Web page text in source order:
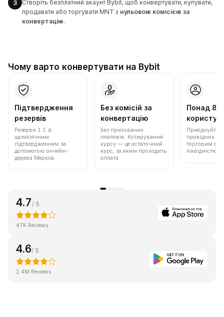
3
Створіть безплатний акаунт Bybit, щоб конвертувати, купувати,
продавати або торгувати MNT з нульовою комісією за
конвертацію.
Чому варто конвертувати на Bybit
Підтвердження
резервів
Резерви 1:1 зі
щомісячним
підтвердженням за
допомогою ончейн-
дерева Меркла.
Без комісій за
конвертацію
Без прихованих
платежів. Котирування
курсу — це остаточний
курс, за яким проходить
оплата.
Понад 86
Приєднуйтеся
провідних
торговим
ліквідністю.
4.7 / 5
47K Reviews
4.6/ 5
1.4M Reviews